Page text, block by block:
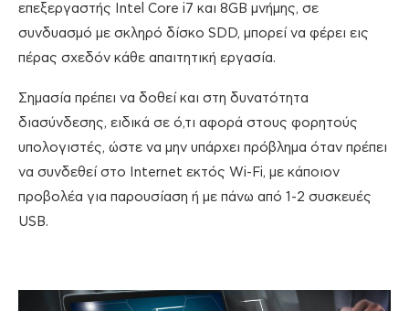
επεξεργαστής Intel Core i7 και 8GB μνήμης, σε
συνδυασμό με σκληρό δίσκο SDD, μπορεί να φέρει εις
πέρας σχεδόν κάθε απαιτητική εργασία.
Σημασία πρέπει να δοθεί και στη δυνατότητα
διασύνδεσης, ειδικά σε ό,τι αφορά στους φορητούς
υπολογιστές, ώστε να μην υπάρχει πρόβλημα όταν πρέπει
να συνδεθεί στο Internet εκτός Wi-Fi, με κάποιον
προβολέα για παρουσίαση ή με πάνω από 1-2 συσκευές
USB.